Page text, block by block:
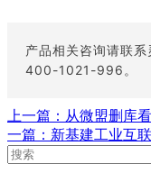
产品相关咨询请联系
400-1021-996。
上一篇： 从微盟删库
一篇： 新基建工业互